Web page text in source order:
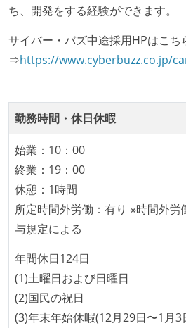
ち、開発をする経験ができます。
サイバー・バズ中途採用HPはこち
⇒https://www.cyberbuzz.co.jp/
勤務時間・休日休暇
始業：10：00
終業：19：00
休憩：1時間
所定時間外労働：有り ※時間外
与規定による
年間休日124日
(1)土曜日および日曜日
(2)国民の祝日
(3)年末年始休暇(12月29日〜1月3